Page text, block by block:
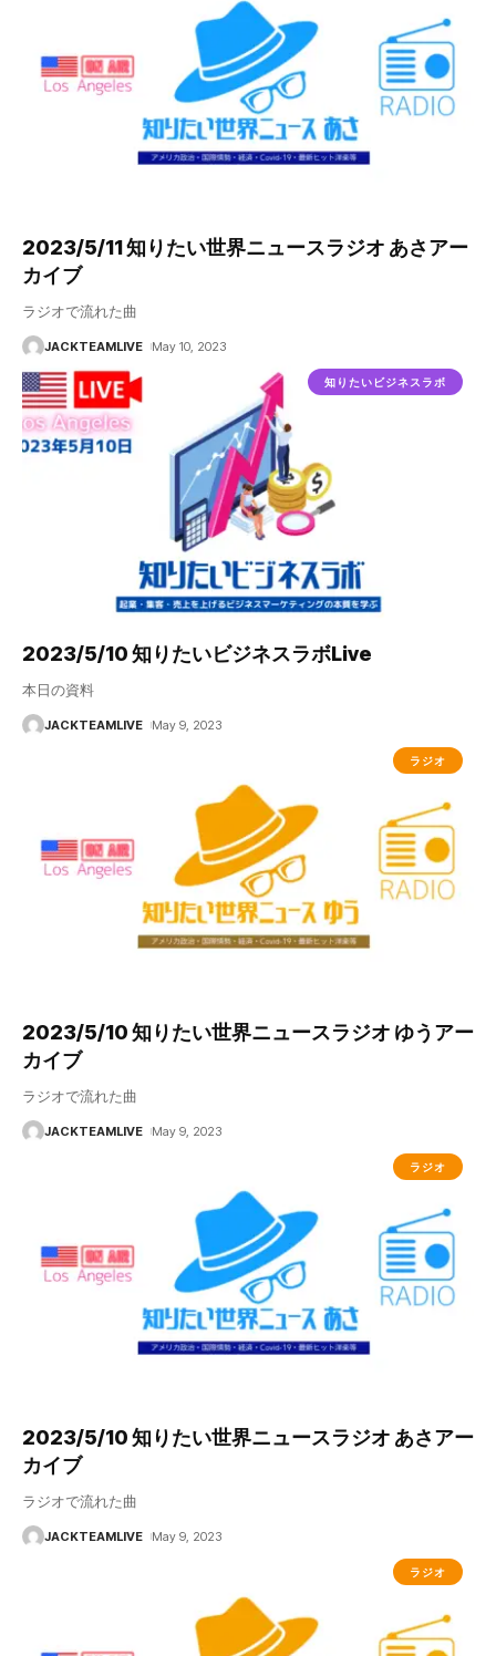
2023/5/11 知りたい世界ニュースラジオ あさアー
カイブ
ラジオで流れた曲
JACKTEAMLIVE May 10, 2023
知りたいビジネスラボ
2023/5/10 知りたいビジネスラボLive
本日の資料
JACKTEAMLIVE May 9, 2023
ラジオ
2023/5/10 知りたい世界ニュースラジオ ゆうアー
カイブ
ラジオで流れた曲
JACKTEAMLIVE May 9, 2023
ラジオ
2023/5/10 知りたい世界ニュースラジオ あさアー
カイブ
ラジオで流れた曲
JACKTEAMLIVE May 9, 2023
ラジオ